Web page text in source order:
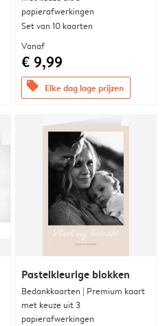
papierafwerkingen
Set van 10 kaarten
Vanaf
€ 9,99
offers Elke dag lage prijzen
Pastelkleurige blokken
Bedankkaarten | Premium kaart
met keuze uit 3
papierafwerkingen